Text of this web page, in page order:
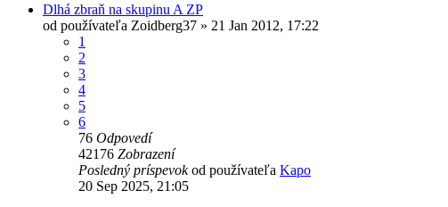
Dlhá zbraň na skupinu A ZP
od používateľa Zoidberg37 » 21 Jan 2012, 17:22
1
2
3
4
5
6
76 Odpovedí
42176 Zobrazení
Posledný príspevokod používateľa Kapo
20 Sep 2025, 21:05